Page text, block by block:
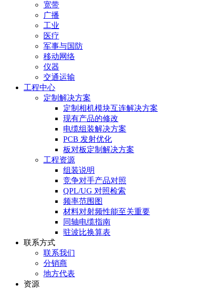
宽带
广播
工业
医疗
军事与国防
移动网络
仪器
交通运输
工程中心
定制解决方案
定制相机模块互连解决方案
现有产品的修改
电缆组装解决方案
PCB 发射优化
板对板定制解决方案
工程资源
组装说明
竞争对手产品对照
QPL/UG 对照检索
频率范围图
材料对射频性能至关重要
同轴电缆指南
驻波比换算表
联系方式
联系我们
分销商
地方代表
资源